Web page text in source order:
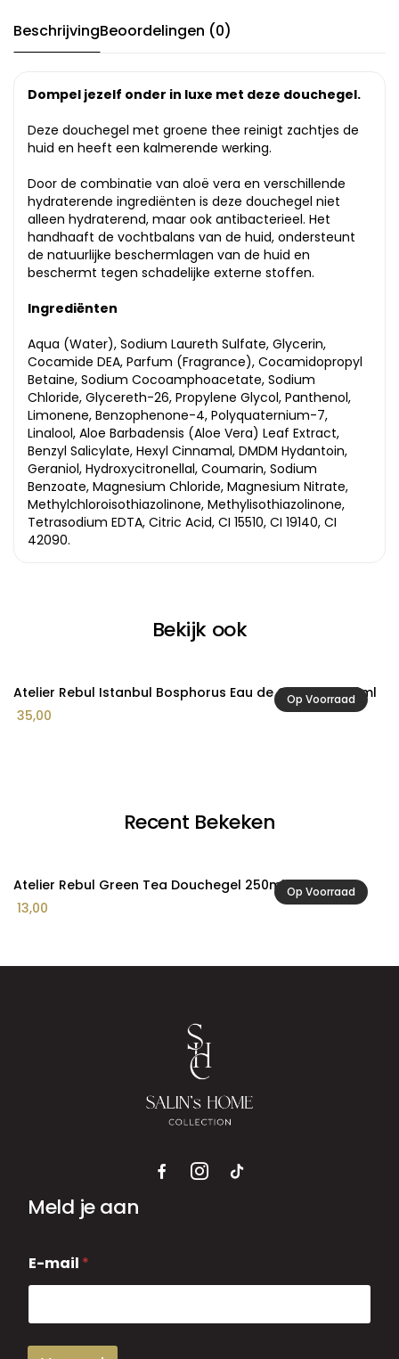
BeschrijvingBeoordelingen (0)
Dompel jezelf onder in luxe met deze douchegel.
Deze douchegel met groene thee reinigt zachtjes de
huid en heeft een kalmerende werking.
Door de combinatie van aloë vera en verschillende
hydraterende ingrediënten is deze douchegel niet
alleen hydraterend, maar ook antibacterieel. Het
handhaaft de vochtbalans van de huid, ondersteunt
de natuurlijke beschermlagen van de huid en
beschermt tegen schadelijke externe stoffen.
Ingrediënten
Aqua (Water), Sodium Laureth Sulfate, Glycerin,
Cocamide DEA, Parfum (Fragrance), Cocamidopropyl
Betaine, Sodium Cocoamphoacetate, Sodium
Chloride, Glycereth-26, Propylene Glycol, Panthenol,
Limonene, Benzophenone-4, Polyquaternium-7,
Linalool, Aloe Barbadensis (Aloe Vera) Leaf Extract,
Benzyl Salicylate, Hexyl Cinnamal, DMDM Hydantoin,
Geraniol, Hydroxycitronellal, Coumarin, Sodium
Benzoate, Magnesium Chloride, Magnesium Nitrate,
Methylchloroisothiazolinone, Methylisothiazolinone,
Tetrasodium EDTA, Citric Acid, CI 15510, CI 19140, CI
42090.
Bekijk ook
Op Voorraad
Atelier Rebul Istanbul Bosphorus Eau de Cologne 250ml
35,00
Recent Bekeken
Op Voorraad
Atelier Rebul Green Tea Douchegel 250ml
13,00
Meld je aan
-
m
i
E-mail *